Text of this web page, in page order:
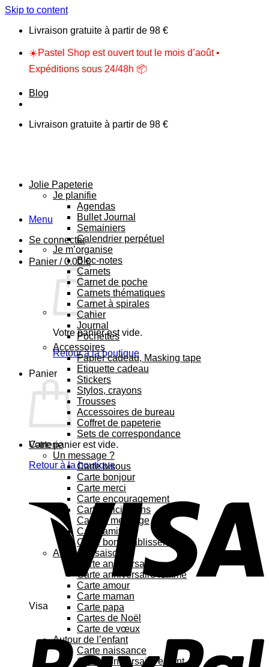
Skip to content
Livraison gratuite à partir de 98 €
☀️Pastel Shop est ouvert tout le mois d’août •
Expéditions sous 24/48h 📦
Blog
Livraison gratuite à partir de 98 €
Menu
Se connecter
Panier /0.00€
Votre panier est vide.
Retour à la boutique
Panier
Votre panier est vide.
Retour à la boutique
Visa
Jolie Papeterie
Je planifie
Agendas
Bullet Journal
Semainiers
Calendrier perpétuel
Je m’organise
Bloc-notes
Carnets
Carnet de poche
Carnets thématiques
Carnet à spirales
Cahier
Journal
Pochettes
Accessoires
Papier cadeau, Masking tape
Etiquette cadeau
Stickers
Stylos, crayons
Trousses
Accessoires de bureau
Coffret de papeterie
Sets de correspondance
Carterie
Un message ?
Carte bisous
Carte bonjour
Carte merci
Carte encouragement
Carte félicitations
Carte à message
Carte amitié
Carte bon rétablissement
Au fil des saisons
Carte anniversaire
Carte anniversaire femme
Carte amour
Carte maman
Carte papa
Cartes de Noël
Carte de vœux
Autour de l’enfant
Carte naissance
Carte anniversaire enfant